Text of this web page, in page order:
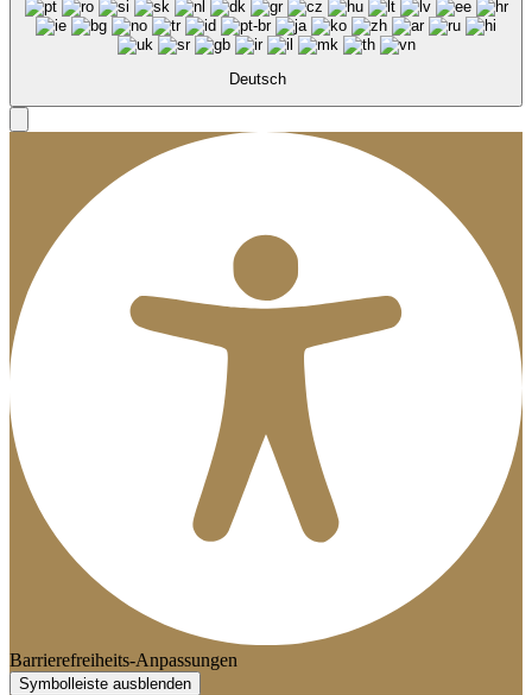
Deutsch
Barrierefreiheits-Anpassungen
Symbolleiste ausblenden